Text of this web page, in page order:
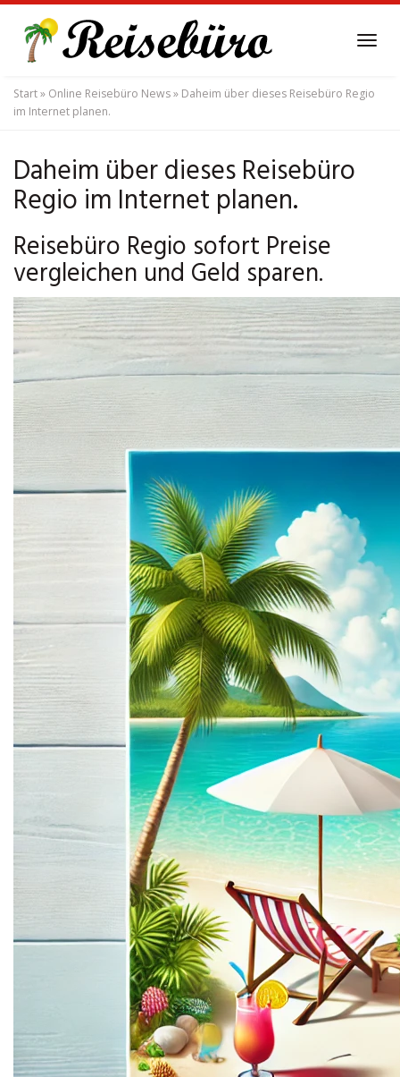
main
content
Start» Online Reisebüro News» Daheim über dieses Reisebüro Regio
im Internet planen.
Daheim über dieses Reisebüro
Regio im Internet planen.
Reisebüro Regio sofort Preise
vergleichen und Geld sparen.